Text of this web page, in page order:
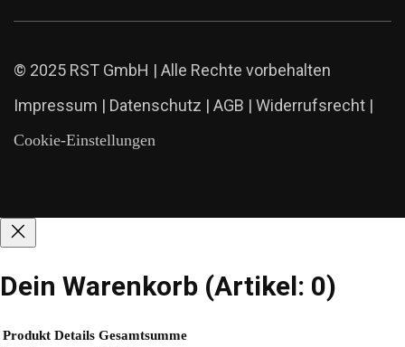
© 2025 RST GmbH | Alle Rechte vorbehalten
Impressum | Datenschutz | AGB | Widerrufsrecht |
Cookie-Einstellungen
Dein Warenkorb (Artikel: 0)
Produkt Details Gesamtsumme